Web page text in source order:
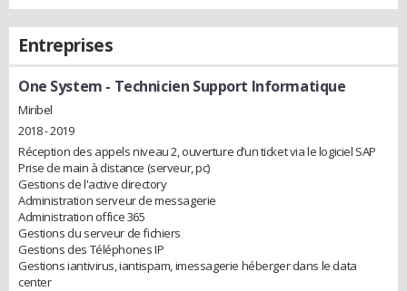
Entreprises
One System - Technicien Support Informatique
Miribel
2018 - 2019
Réception des appels niveau 2, ouverture d’un ticket via le logiciel SAP
Prise de main à distance (serveur, pc)
Gestions de l'active directory
Administration serveur de messagerie
Administration office 365
Gestions du serveur de fichiers
Gestions des Téléphones IP
Gestions iantivirus, iantispam, imessagerie héberger dans le data
center